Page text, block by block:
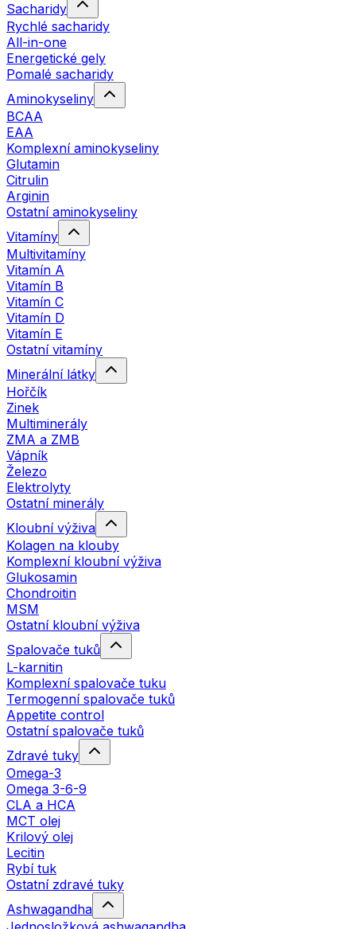
Sacharidy
Rychlé sacharidy
All-in-one
Energetické gely
Pomalé sacharidy
Aminokyseliny
BCAA
EAA
Komplexní aminokyseliny
Glutamin
Citrulin
Arginin
Ostatní aminokyseliny
Vitamíny
Multivitamíny
Vitamín A
Vitamín B
Vitamín C
Vitamín D
Vitamín E
Ostatní vitamíny
Minerální látky
Hořčík
Zinek
Multiminerály
ZMA a ZMB
Vápník
Železo
Elektrolyty
Ostatní minerály
Kloubní výživa
Kolagen na klouby
Komplexní kloubní výživa
Glukosamin
Chondroitin
MSM
Ostatní kloubní výživa
Spalovače tuků
L-karnitin
Komplexní spalovače tuku
Termogenní spalovače tuků
Appetite control
Ostatní spalovače tuků
Zdravé tuky
Omega-3
Omega 3-6-9
CLA a HCA
MCT olej
Krilový olej
Lecitin
Rybí tuk
Ostatní zdravé tuky
Ashwagandha